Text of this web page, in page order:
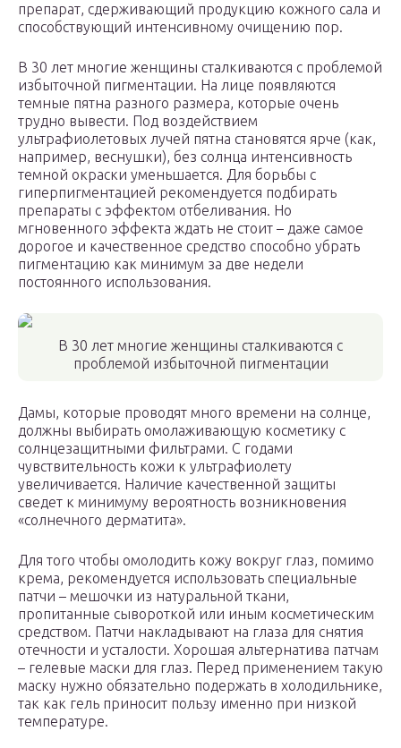
препарат, сдерживающий продукцию кожного сала и
способствующий интенсивному очищению пор.
В 30 лет многие женщины сталкиваются с проблемой
избыточной пигментации. На лице появляются
темные пятна разного размера, которые очень
трудно вывести. Под воздействием
ультрафиолетовых лучей пятна становятся ярче (как,
например, веснушки), без солнца интенсивность
темной окраски уменьшается. Для борьбы с
гиперпигментацией рекомендуется подбирать
препараты с эффектом отбеливания. Но
мгновенного эффекта ждать не стоит – даже самое
дорогое и качественное средство способно убрать
пигментацию как минимум за две недели
постоянного использования.
В 30 лет многие женщины сталкиваются с
проблемой избыточной пигментации
Дамы, которые проводят много времени на солнце,
должны выбирать омолаживающую косметику с
солнцезащитными фильтрами. С годами
чувствительность кожи к ультрафиолету
увеличивается. Наличие качественной защиты
сведет к минимуму вероятность возникновения
«солнечного дерматита».
Для того чтобы омолодить кожу вокруг глаз, помимо
крема, рекомендуется использовать специальные
патчи – мешочки из натуральной ткани,
пропитанные сывороткой или иным косметическим
средством. Патчи накладывают на глаза для снятия
отечности и усталости. Хорошая альтернатива патчам
– гелевые маски для глаз. Перед применением такую
маску нужно обязательно подержать в холодильнике,
так как гель приносит пользу именно при низкой
температуре.